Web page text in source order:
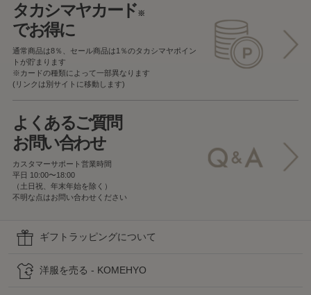
タカシマヤカード※
でお得に
通常商品は8％、セール商品は1％のタカシマヤポイン
トが貯まります
※カードの種類によって一部異なります
(リンクは別サイトに移動します)
よくあるご質問
お問い合わせ
カスタマーサポート営業時間
平日 10:00〜18:00
（土日祝、年末年始を除く）
不明な点はお問い合わせください
ギフトラッピングについて
洋服を売る - KOMEHYO